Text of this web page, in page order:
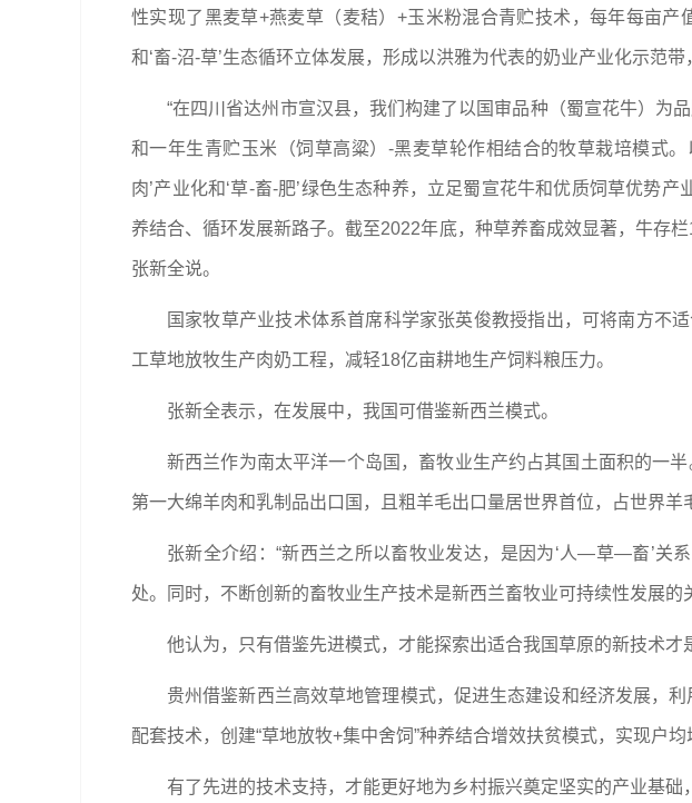
性实现了黑麦草+燕麦草（麦秸）+玉米粉混合青贮技术，每年每亩
和‘畜-沼-草’生态循环立体发展，形成以洪雅为代表的奶业产业化示范
“在四川省达州市宣汉县，我们构建了以国审品种（蜀宣花牛）为
和一年生青贮玉米（饲草高粱）-黑麦草轮作相结合的牧草栽培模式
肉’产业化和‘草-畜-肥’绿色生态种养，立足蜀宣花牛和优质饲草优势
养结合、循环发展新路子。截至2022年底，种草养畜成效显著，牛存
张新全说。
国家牧草产业技术体系首席科学家张英俊教授指出，可将南方不
工草地放牧生产肉奶工程，减轻18亿亩耕地生产饲料粮压力。
张新全表示，在发展中，我国可借鉴新西兰模式。
新西兰作为南太平洋一个岛国，畜牧业生产约占其国土面积的一
第一大绵羊肉和乳制品出口国，且粗羊毛出口量居世界首位，占世界羊
张新全介绍：“新西兰之所以畜牧业发达，是因为‘人—草—畜’关
处。同时，不断创新的畜牧业生产技术是新西兰畜牧业可持续性发展
他认为，只有借鉴先进模式，才能探索出适合我国草原的新技术才
贵州借鉴新西兰高效草地管理模式，促进生态建设和经济发展，
配套技术，创建“草地放牧+集中舍饲”种养结合增效扶贫模式，实现户均
有了先进的技术支持，才能更好地为乡村振兴奠定坚实的产业基础